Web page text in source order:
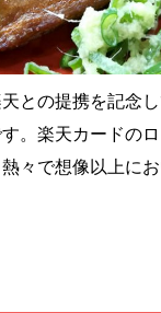
との提携を記念
。楽天カードの
々で想像以上に